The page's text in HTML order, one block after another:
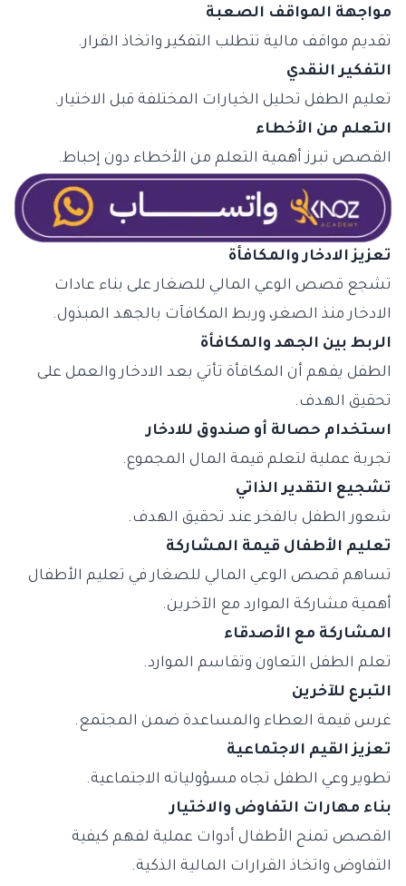
مواجهة المواقف الصعبة
تقديم مواقف مالية تتطلب التفكير واتخاذ القرار.
التفكير النقدي
تعليم الطفل تحليل الخيارات المختلفة قبل الاختيار.
التعلم من الأخطاء
القصص تبرز أهمية التعلم من الأخطاء دون إحباط.
تعزيز الادخار والمكافأة
تشجع قصص الوعي المالي للصغار على بناء عادات
الادخار منذ الصغر، وربط المكافآت بالجهد المبذول.
الربط بين الجهد والمكافأة
الطفل يفهم أن المكافأة تأتي بعد الادخار والعمل على
تحقيق الهدف.
استخدام حصالة أو صندوق للادخار
تجربة عملية لتعلم قيمة المال المجموع.
تشجيع التقدير الذاتي
شعور الطفل بالفخر عند تحقيق الهدف.
تعليم الأطفال قيمة المشاركة
تساهم قصص الوعي المالي للصغار في تعليم الأطفال
أهمية مشاركة الموارد مع الآخرين.
المشاركة مع الأصدقاء
تعلم الطفل التعاون وتقاسم الموارد.
التبرع للآخرين
غرس قيمة العطاء والمساعدة ضمن المجتمع.
تعزيز القيم الاجتماعية
تطوير وعي الطفل تجاه مسؤولياته الاجتماعية.
بناء مهارات التفاوض والاختيار
القصص تمنح الأطفال أدوات عملية لفهم كيفية
التفاوض واتخاذ القرارات المالية الذكية.